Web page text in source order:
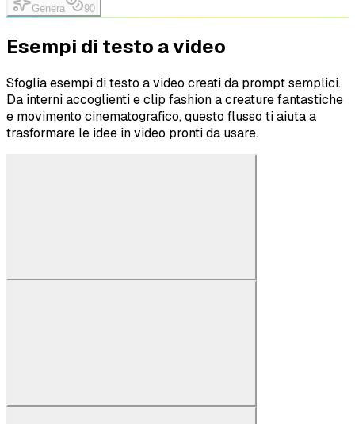
Genera 90
Esempi di testo a video
Sfoglia esempi di testo a video creati da prompt semplici.
Da interni accoglienti e clip fashion a creature fantastiche
e movimento cinematografico, questo flusso ti aiuta a
trasformare le idee in video pronti da usare.